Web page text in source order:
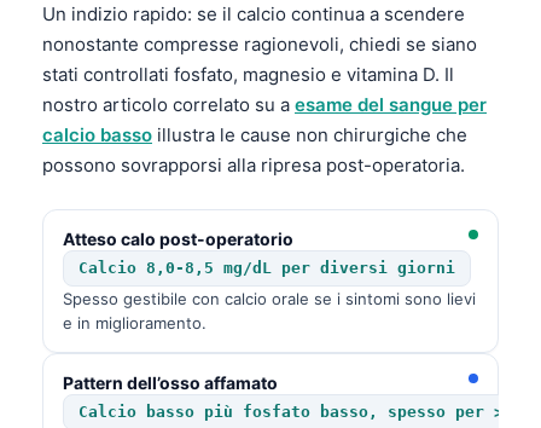
Un indizio rapido: se il calcio continua a scendere
nonostante compresse ragionevoli, chiedi se siano
stati controllati fosfato, magnesio e vitamina D. Il
nostro articolo correlato su a esame del sangue per
calcio basso illustra le cause non chirurgiche che
possono sovrapporsi alla ripresa post-operatoria.
Atteso calo post-operatorio
Calcio 8,0-8,5 mg/dL per diversi giorni
Spesso gestibile con calcio orale se i sintomi sono lievi
e in miglioramento.
Pattern dell’osso affamato
Calcio basso più fosfato basso, spesso per >4